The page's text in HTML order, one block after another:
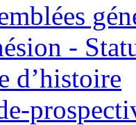
-
d’histoire